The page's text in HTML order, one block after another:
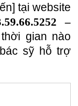
tại website
–
gian nào
sỹ hỗ trợ